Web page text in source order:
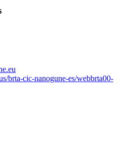
brta-cic-nanogune-es/webbrta00-